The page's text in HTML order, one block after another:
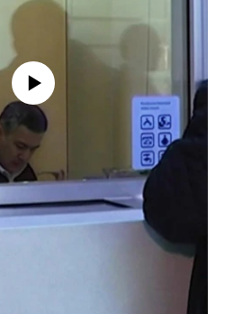
currently available